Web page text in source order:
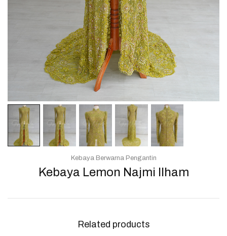
Kebaya Lemon Najmi Ilham
Kebaya Berwarna Pengantin
Related products